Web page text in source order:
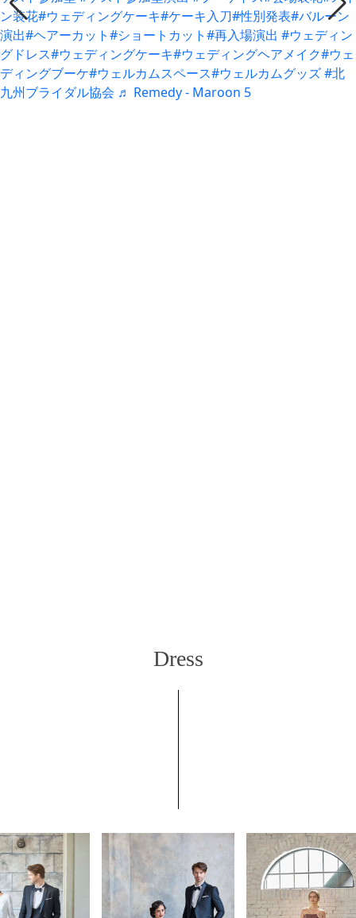
ン装花#ウェディングケーキ#ケーキ入刀#性別発表#バルーン
演出#ヘアーカット#ショートカット#再入場演出 #ウェディン
グドレス#ウェディングケーキ#ウェディングヘアメイク#ウェ
ディングブーケ#ウェルカムスペース#ウェルカムグッズ#北
九州ブライダル協会 ♬ Remedy - Maroon 5
Dress